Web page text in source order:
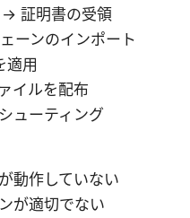
証明書の受領
ーンのインポート
適用
イルを配布
ューティング
動作していない
が適切でない